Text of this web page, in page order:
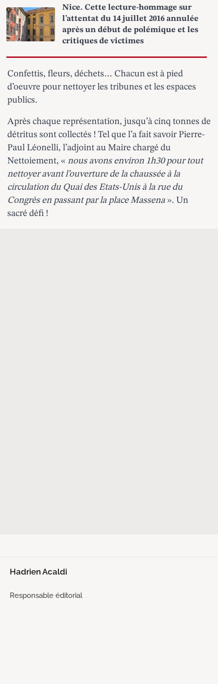
Nice. Cette lecture-hommage sur
l’attentat du 14 juillet 2016 annulée
après un début de polémique et les
critiques de victimes
Confettis, fleurs, déchets… Chacun est à pied
d’oeuvre pour nettoyer les tribunes et les espaces
publics.
Après chaque représentation, jusqu’à cinq tonnes de
détritus sont collectés ! Tel que l’a fait savoir Pierre-
Paul Léonelli, l’adjoint au Maire chargé du
Nettoiement, « nous avons environ 1h30 pour tout
nettoyer avant l’ouverture de la chaussée à la
circulation du Quai des Etats-Unis à la rue du
Congrès en passant par la place Massena ». Un
sacré défi !
Hadrien Acaldi
Responsable éditorial